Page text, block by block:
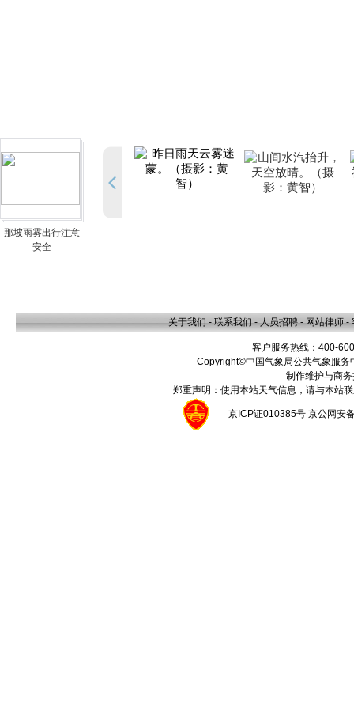
那坡雨雾出行注意
安全
关于我们 - 联系我们 - 人员招聘 - 网站律师 -
客户服务热线：400-
Copyright©中国气象局公共气象服
制作维护与商
郑重声明：使用本站天气信息，请与本站
京ICP证010385号 京公网安